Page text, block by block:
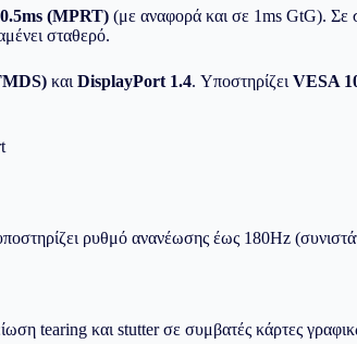
0.5ms (MPRT) (με αναφορά και σε 1ms GtG). Σε
σταθερό.
και DisplayPort 1.4. Υποστηρίζει VESA
ρυθμό ανανέωσης έως 180Hz
tearing και stutter σε συμβατές κάρτες